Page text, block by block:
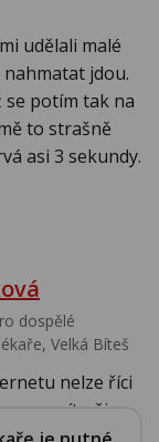
udělali malé
jdou.
se potím tak na
to strašně
asi 3 sekundy.
dospělé
Velká Bíteš
nelze říci
vzít něj...